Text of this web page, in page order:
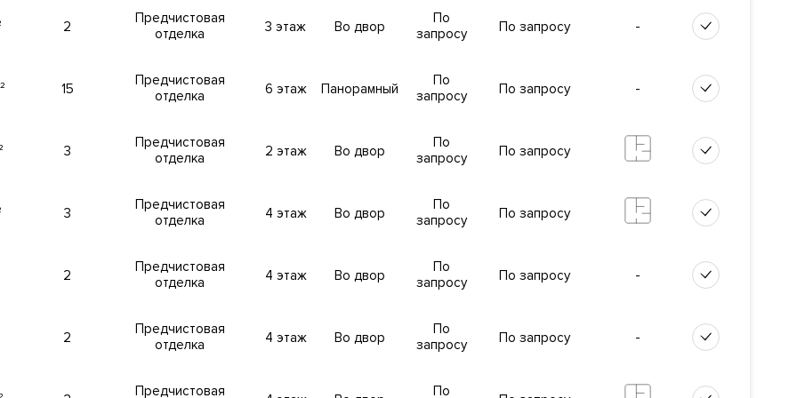
Высокие потолки Панорамные окна
. Все апартаменты сдаются с
выбор планировочных решений апартаментов.
панорамный вид на центр Москвы и набережную.
районе Замоскворечье в ЦАО, рядом с метро Третьяковская или
центр. Круглосуточная служба консьерж-сервиса. Кладовки.
жизнедеятельности комплекса. Фильтры очистки воздуха,
2
Предчистовая
отделка
3 этаж Во двор
По
запросу
По запросу -
15
Предчистовая
отделка
6 этаж Панорамный
По
запросу
По запросу -
3
Предчистовая
отделка
2 этаж Во двор
По
запросу
По запросу
3
Предчистовая
отделка
4 этаж Во двор
По
запросу
По запросу
2
Предчистовая
отделка
4 этаж Во двор
По
запросу
По запросу -
2
Предчистовая
отделка
4 этаж Во двор
По
запросу
По запросу -
Предчистовая По